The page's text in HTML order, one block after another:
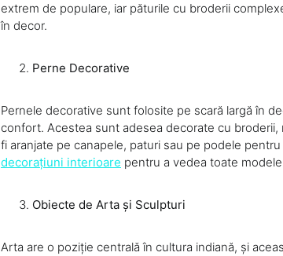
extrem de populare, iar păturile cu broderii
în decor.
Perne Decorative
Pernele decorative sunt folosite pe scară largă în
confort. Acestea sunt adesea decorate cu
fi aranjate pe canapele, paturi sau pe podele
decorațiuni interioare pentru a vedea toate
Obiecte de Arta și Sculpturi
Arta are o poziție centrală în cultura indiană, și